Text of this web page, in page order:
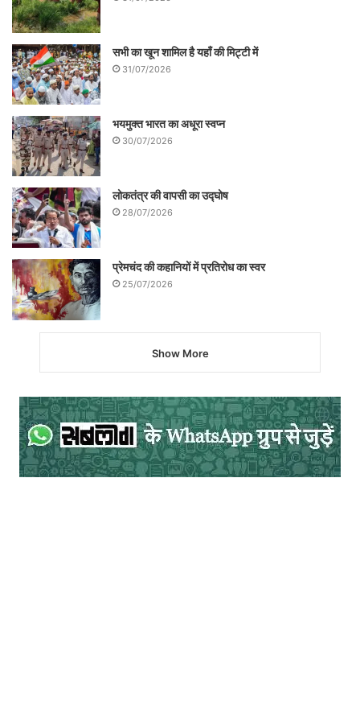
को हुकुम दे देती हैं, “जो भी करना है घर से बाहर
जाकर करो। खबरदार जो घर गंदा करा”
डर के मारे आधे बच्चे और पति तो घर से बाहर
निकलते ही नहीं है और जो घर से बाहर निकलते हैं
उनका बर्ताव दूसरों के साथ ऐसा होता है जैसे गले मिल
नहीं रहे गले पड़ रहे हैं!! एक बार मेरे घर होलिका दहन
के बाद, हमारी सोसायटी के कुछ लोग होली मिलन को
आये। मैंने घर पर तैयार पकवान सबको खिलाये।
सभी का खून शामिल है यहाँ की मिट्टी में
31/07/2026
भयमुक्त भारत का अधूरा स्वप्न
30/07/2026
लोकतंत्र की वापसी का उद्घोष
28/07/2026
प्रेमचंद की कहानियों में प्रतिरोध का स्वर
25/07/2026
Show More